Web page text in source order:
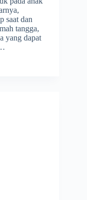
saat dan
tangga,
yang dapat